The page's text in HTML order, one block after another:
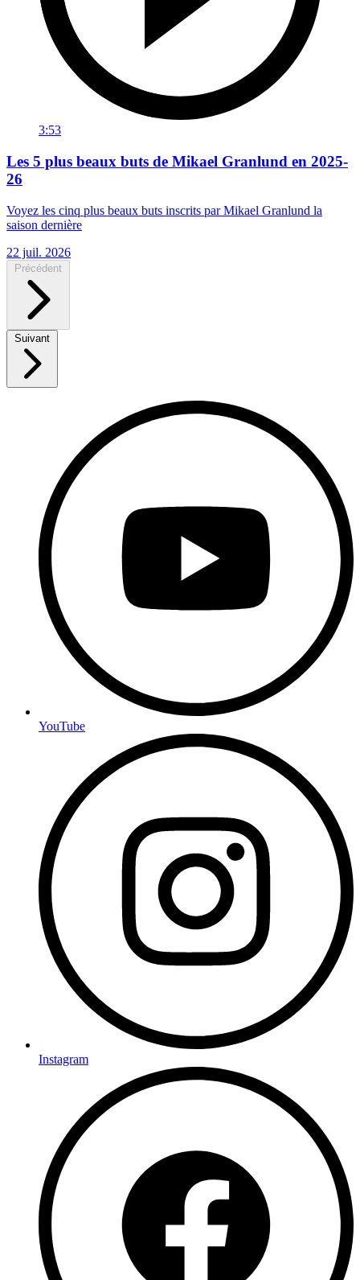
3:53
Les 5 plus beaux buts de Mikael Granlund en 2025-
26
Voyez les cinq plus beaux buts inscrits par Mikael Granlund la
saison dernière
22 juil. 2026
Précédent
Suivant
YouTube
Instagram